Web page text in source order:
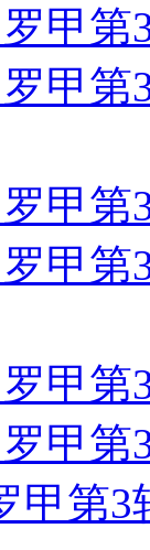
甲
甲
甲
甲
甲
甲
甲第